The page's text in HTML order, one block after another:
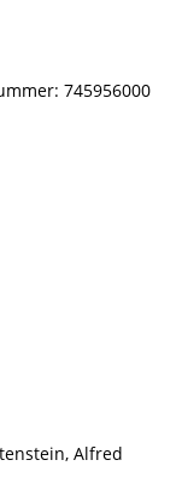
745956000
Alfred